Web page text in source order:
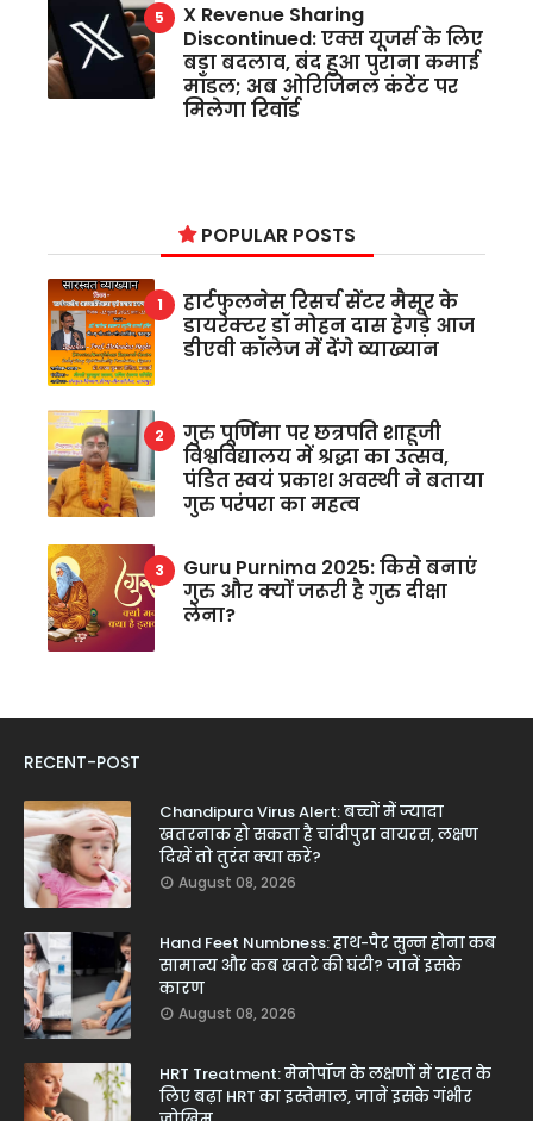
X Revenue Sharing
Discontinued: एक्स यूजर्स के लिए
बड़ा बदलाव, बंद हुआ पुराना कमाई
मॉडल; अब ओरिजिनल कंटेंट पर
मिलेगा रिवॉर्ड
POPULAR POSTS
हार्टफुलनेस रिसर्च सेंटर मैसूर के
डायरेक्टर डॉ मोहन दास हेगड़े आज
डीएवी कॉलेज में देंगे व्याख्यान
गुरु पूर्णिमा पर छत्रपति शाहूजी
विश्वविद्यालय में श्रद्धा का उत्सव,
पंडित स्वयं प्रकाश अवस्थी ने बताया
गुरु परंपरा का महत्व
Guru Purnima 2025: किसे बनाएं
गुरु और क्यों जरूरी है गुरु दीक्षा
लेना?
RECENT-POST
Chandipura Virus Alert: बच्चों में ज्यादा
खतरनाक हो सकता है चांदीपुरा वायरस, लक्षण
दिखें तो तुरंत क्या करें?
August 08, 2026
Hand Feet Numbness: हाथ-पैर सुन्न होना कब
सामान्य और कब खतरे की घंटी? जानें इसके
कारण
August 08, 2026
HRT Treatment: मेनोपॉज के लक्षणों में राहत के
लिए बढ़ा HRT का इस्तेमाल, जानें इसके गंभीर